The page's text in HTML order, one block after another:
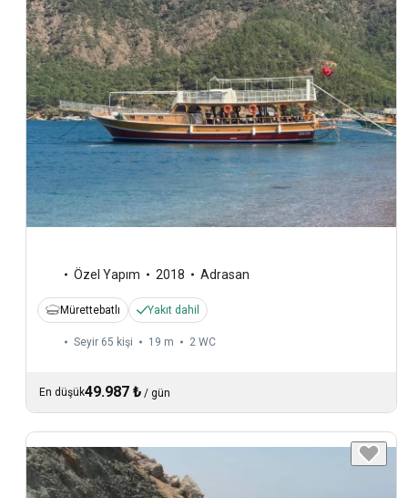
Özel Yapım 2018 Adrasan
Mürettebatlı Yakıt dahil
Seyir 65 kişi 19 m 2 WC
En düşük49.987 ₺ / gün